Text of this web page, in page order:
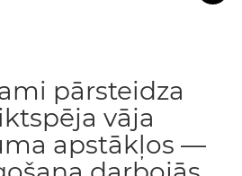
pārsteidza
vāja
apstākļos —